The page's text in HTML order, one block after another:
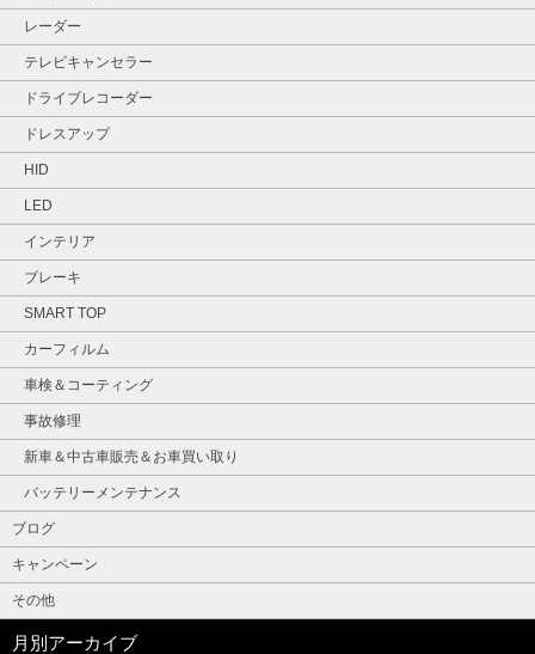
レーダー
テレビキャンセラー
ドライブレコーダー
ドレスアップ
HID
LED
インテリア
ブレーキ
SMART TOP
カーフィルム
車検＆コーティング
事故修理
新車＆中古車販売＆お車買い取り
バッテリーメンテナンス
ブログ
キャンペーン
その他
月別アーカイブ